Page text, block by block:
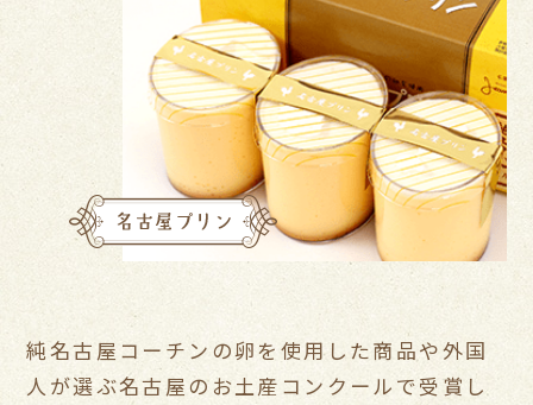
純名古屋コーチンの卵を使用した商品や外国
人が選ぶ名古屋のお土産コンクールで受賞し